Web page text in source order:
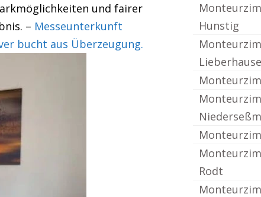
und fairer
– Messeunterkunft
bucht aus Überzeugung.
Hunstig
Rodt